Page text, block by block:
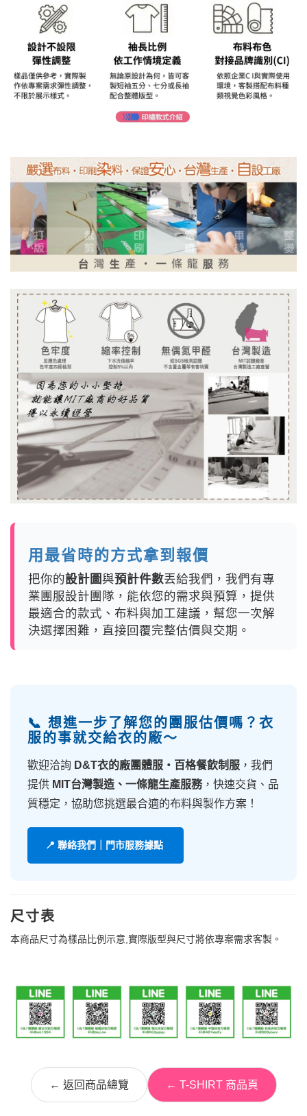
用最省時的方式拿到報價
把你的設計圖與預計件數丟給我們，我們有專
業團服設計團隊，能依您的需求與預算，提供
最適合的款式、布料與加工建議，幫您一次解
決選擇困難，直接回覆完整估價與交期。
📞 想進一步了解您的團服估價嗎？衣
服的事就交給衣的廠～
歡迎洽詢 D&T衣的廠團體服・百格餐飲制服 ，我們
提供 MIT台灣製造、一條龍生產服務，快速交貨、品
質穩定，協助您挑選最合適的布料與製作方案！
📍 聯絡我們｜門市服務據點
尺寸表
本商品尺寸為樣品比例示意,實際版型與尺寸將依專案需求客製。
← 返回商品總覽 ← T-SHIRT 商品頁